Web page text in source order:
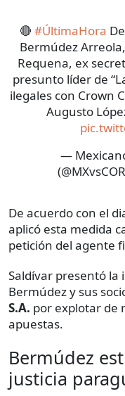
🔴 #ÚltimaHora
Bermúdez
Requena, ex
presunto líder de
ilegales con Crown
Augusto
—
De acuerdo con el
aplicó esta medida
petición del agente
Saldívar presentó
Bermúdez y sus
S.A. por explotar de
apuestas.
Bermúdez
justicia